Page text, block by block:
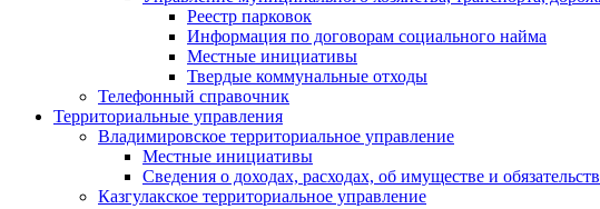
Реестр парковок
Информация по договорам социального найма
Местные инициативы
Твердые коммунальные отходы
Телефонный справочник
Территориальные управления
Владимировское территориальное управление
Местные инициативы
Сведения о доходах, расходах, об имуществе и
Казгулакское территориальное управление